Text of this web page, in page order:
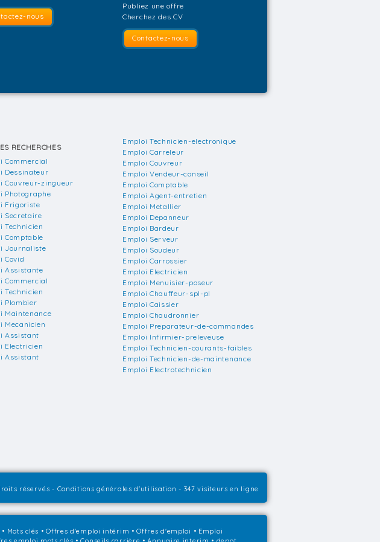
nous
Publiez une offre
Cherchez des CV
Contactez-nous
RECHERCHES
Commercial
Dessinateur
Couvreur-zingueur
Photographe
Frigoriste
Secretaire
Technicien
Comptable
Journaliste
Covid
Assistante
Commercial
Technicien
Plombier
Maintenance
Mecanicien
Assistant
Electricien
Assistant
Emploi Technicien-electronique
Emploi Carreleur
Emploi Couvreur
Emploi Vendeur-conseil
Emploi Comptable
Emploi Agent-entretien
Emploi Metallier
Emploi Depanneur
Emploi Bardeur
Emploi Serveur
Emploi Soudeur
Emploi Carrossier
Emploi Electricien
Emploi Menuisier-poseur
Emploi Chauffeur-spl-pl
Emploi Caissier
Emploi Chaudronnier
Emploi Preparateur-de-commandes
Emploi Infirmier-preleveuse
Emploi Technicien-courants-faibles
Emploi Technicien-de-maintenance
Emploi Electrotechnicien
réservés - Conditions générales d'utilisation - 347 visiteurs en ligne
• Mots clés •Offres d'emploi intérim •Offres d'emploi • Emploi